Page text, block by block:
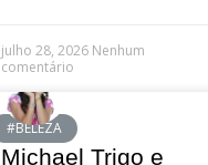
julho 28, 2026 Nenhum
comentário
#BELEZA
Michael Trigo e